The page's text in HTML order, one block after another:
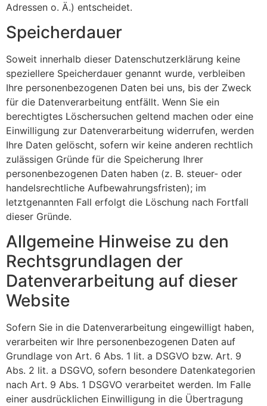
Adressen o. Ä.) entscheidet.
Speicherdauer
Soweit innerhalb dieser Datenschutzerklärung keine
speziellere Speicherdauer genannt wurde, verbleiben
Ihre personenbezogenen Daten bei uns, bis der Zweck
für die Datenverarbeitung entfällt. Wenn Sie ein
berechtigtes Löschersuchen geltend machen oder eine
Einwilligung zur Datenverarbeitung widerrufen, werden
Ihre Daten gelöscht, sofern wir keine anderen rechtlich
zulässigen Gründe für die Speicherung Ihrer
personenbezogenen Daten haben (z. B. steuer- oder
handelsrechtliche Aufbewahrungsfristen); im
letztgenannten Fall erfolgt die Löschung nach Fortfall
dieser Gründe.
Allgemeine Hinweise zu den
Rechtsgrundlagen der
Datenverarbeitung auf dieser
Website
Sofern Sie in die Datenverarbeitung eingewilligt haben,
verarbeiten wir Ihre personenbezogenen Daten auf
Grundlage von Art. 6 Abs. 1 lit. a DSGVO bzw. Art. 9
Abs. 2 lit. a DSGVO, sofern besondere Datenkategorien
nach Art. 9 Abs. 1 DSGVO verarbeitet werden. Im Falle
einer ausdrücklichen Einwilligung in die Übertragung